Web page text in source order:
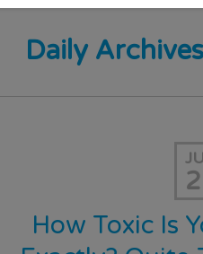
Daily
How Toxic Is